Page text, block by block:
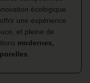
écologique.
une expérience
et pleine de
modernes,